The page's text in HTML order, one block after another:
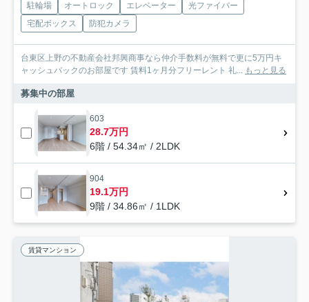
駐輪場 オートロック エレベーター
光ファイバー
宅配ボックス
防犯カメラ
台東区上野の不動産会社邦興商事なら仲介手数料が無料で更に5万円キ
ャッシュバックのお部屋です 賃料1ヶ月分フリーレント 礼... もっと見る
募集中の部屋
603
28.7万円
6階 / 54.34㎡ / 2LDK
904
19.1万円
9階 / 34.86㎡ / 1LDK
賃貸マンション